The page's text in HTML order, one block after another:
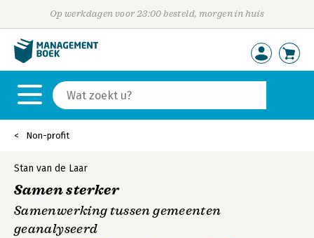
Op werkdagen voor 23:00 besteld, morgen in huis
Non-profit
Stan van de Laar
Samen sterker
Samenwerking tussen gemeenten
geanalyseerd